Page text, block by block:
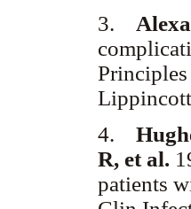
3.
4.
R, et al.
patients